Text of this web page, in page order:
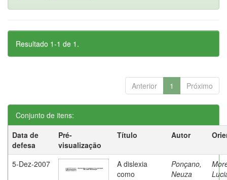
Resultado 1-1 de 1.
Anterior 1 Próximo
Conjunto de itens:
Data de
defesa
Pré-
visualização
Título Autor
5-Dez-2007
A dislexia
como
Ponçano,
Neuza